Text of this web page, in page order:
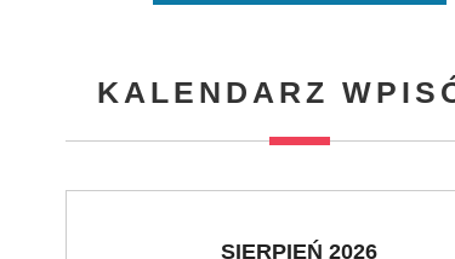
KALENDARZ
SIERPIEŃ 2026